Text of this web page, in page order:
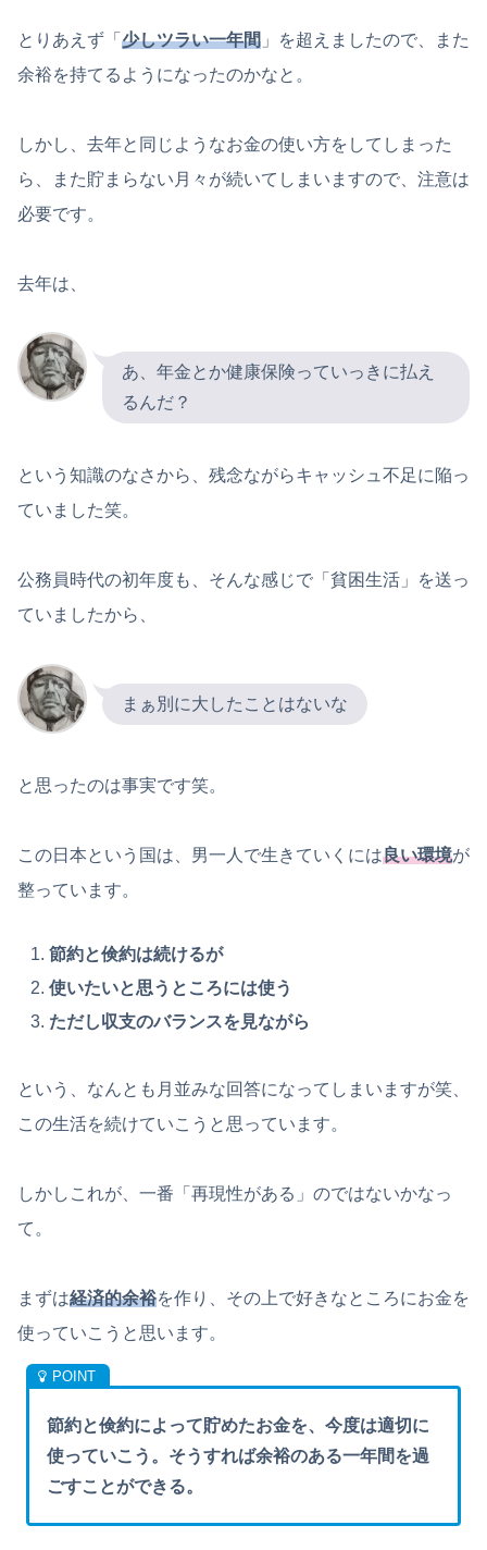
とりあえず「 少しツラい一年間 」を超えましたので、また
余裕を持てるようになったのかなと。
しかし、去年と同じようなお金の使い方をしてしまった
ら、また貯まらない月々が続いてしまいますので、注意は
必要です。
去年は、
あ、年金とか健康保険っていっきに払え
るんだ？
という知識のなさから、残念ながらキャッシュ不足に陥っ
ていました笑。
公務員時代の初年度も、そんな感じで「貧困生活」を送っ
ていましたから、
まぁ別に大したことはないな
と思ったのは事実です笑。
この日本という国は、男一人で生きていくには良い環境が
整っています。
節約と倹約は続けるが
使いたいと思うところには使う
ただし収支のバランスを見ながら
という、なんとも月並みな回答になってしまいますが笑、
この生活を続けていこうと思っています。
しかしこれが、一番「再現性がある」のではないかなっ
て。
まずは経済的余裕を作り、その上で好きなところにお金を
使っていこうと思います。
節約と倹約によって貯めたお金を、今度は適切に
使っていこう。そうすれば余裕のある一年間を過
ごすことができる。